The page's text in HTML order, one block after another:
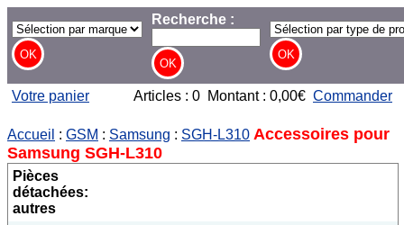
Recherche :
Votre panier Articles : 0 Montant : 0,00€ Commander
Accueil : GSM : Samsung : SGH-L310 Accessoires pour
Samsung SGH-L310
Pièces
détachées:
autres